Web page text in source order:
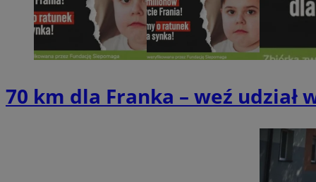
70 km dla Franka – weź
__cf_bm
__cf_bm